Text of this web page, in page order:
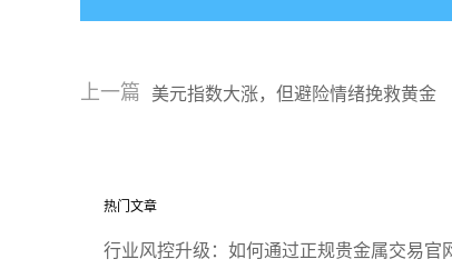
上一篇 美元指数大涨，但避险情绪挽救黄金
热门文章
行业风控升级：如何通过正规贵金属交易官